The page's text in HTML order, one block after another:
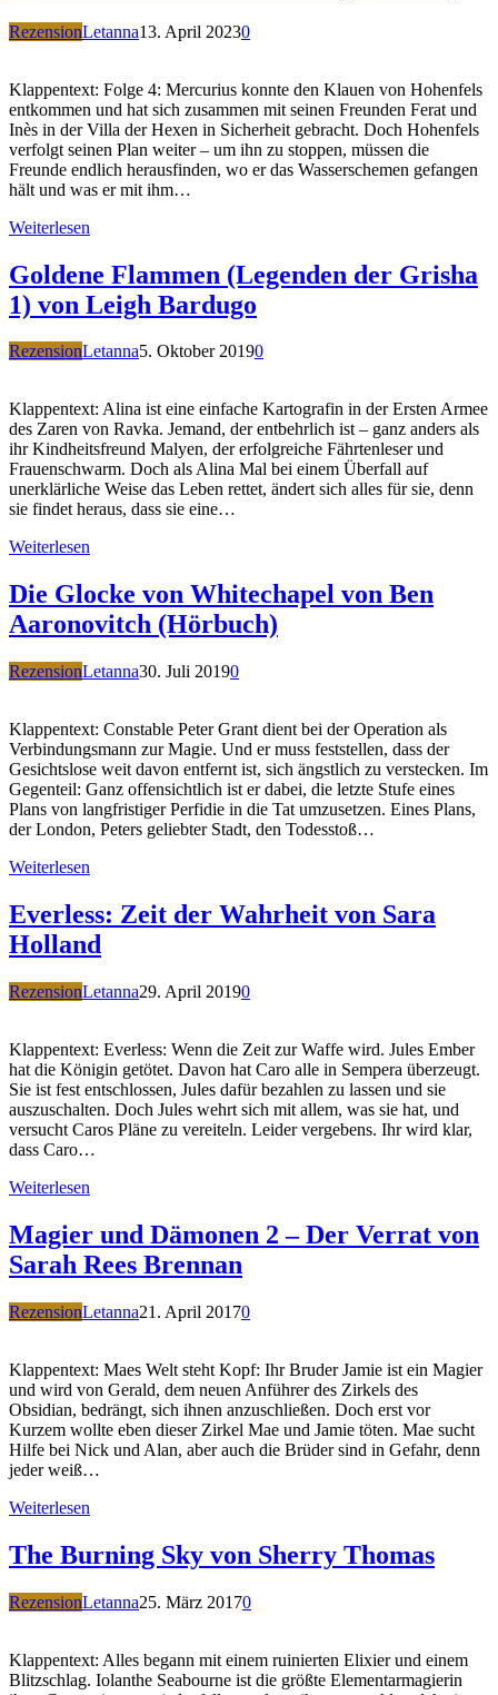
RezensionLetanna13. April 20230
Klappentext: Folge 4: Mercurius konnte den Klauen von Hohenfels
entkommen und hat sich zusammen mit seinen Freunden Ferat und
Inès in der Villa der Hexen in Sicherheit gebracht. Doch Hohenfels
verfolgt seinen Plan weiter – um ihn zu stoppen, müssen die
Freunde endlich herausfinden, wo er das Wasserschemen gefangen
hält und was er mit ihm…
Weiterlesen
Goldene Flammen (Legenden der Grisha
1) von Leigh Bardugo
RezensionLetanna5. Oktober 20190
Klappentext: Alina ist eine einfache Kartografin in der Ersten Armee
des Zaren von Ravka. Jemand, der entbehrlich ist – ganz anders als
ihr Kindheitsfreund Malyen, der erfolgreiche Fährtenleser und
Frauenschwarm. Doch als Alina Mal bei einem Überfall auf
unerklärliche Weise das Leben rettet, ändert sich alles für sie, denn
sie findet heraus, dass sie eine…
Weiterlesen
Die Glocke von Whitechapel von Ben
Aaronovitch (Hörbuch)
RezensionLetanna30. Juli 20190
Klappentext: Constable Peter Grant dient bei der Operation als
Verbindungsmann zur Magie. Und er muss feststellen, dass der
Gesichtslose weit davon entfernt ist, sich ängstlich zu verstecken. Im
Gegenteil: Ganz offensichtlich ist er dabei, die letzte Stufe eines
Plans von langfristiger Perfidie in die Tat umzusetzen. Eines Plans,
der London, Peters geliebter Stadt, den Todesstoß…
Weiterlesen
Everless: Zeit der Wahrheit von Sara
Holland
RezensionLetanna29. April 20190
Klappentext: Everless: Wenn die Zeit zur Waffe wird. Jules Ember
hat die Königin getötet. Davon hat Caro alle in Sempera überzeugt.
Sie ist fest entschlossen, Jules dafür bezahlen zu lassen und sie
auszuschalten. Doch Jules wehrt sich mit allem, was sie hat, und
versucht Caros Pläne zu vereiteln. Leider vergebens. Ihr wird klar,
dass Caro…
Weiterlesen
Magier und Dämonen 2 – Der Verrat von
Sarah Rees Brennan
RezensionLetanna21. April 20170
Klappentext: Maes Welt steht Kopf: Ihr Bruder Jamie ist ein Magier
und wird von Gerald, dem neuen Anführer des Zirkels des
Obsidian, bedrängt, sich ihnen anzuschließen. Doch erst vor
Kurzem wollte eben dieser Zirkel Mae und Jamie töten. Mae sucht
Hilfe bei Nick und Alan, aber auch die Brüder sind in Gefahr, denn
jeder weiß…
Weiterlesen
The Burning Sky von Sherry Thomas
RezensionLetanna25. März 20170
Klappentext: Alles begann mit einem ruinierten Elixier und einem
Blitzschlag. Iolanthe Seabourne ist die größte Elementarmagierin